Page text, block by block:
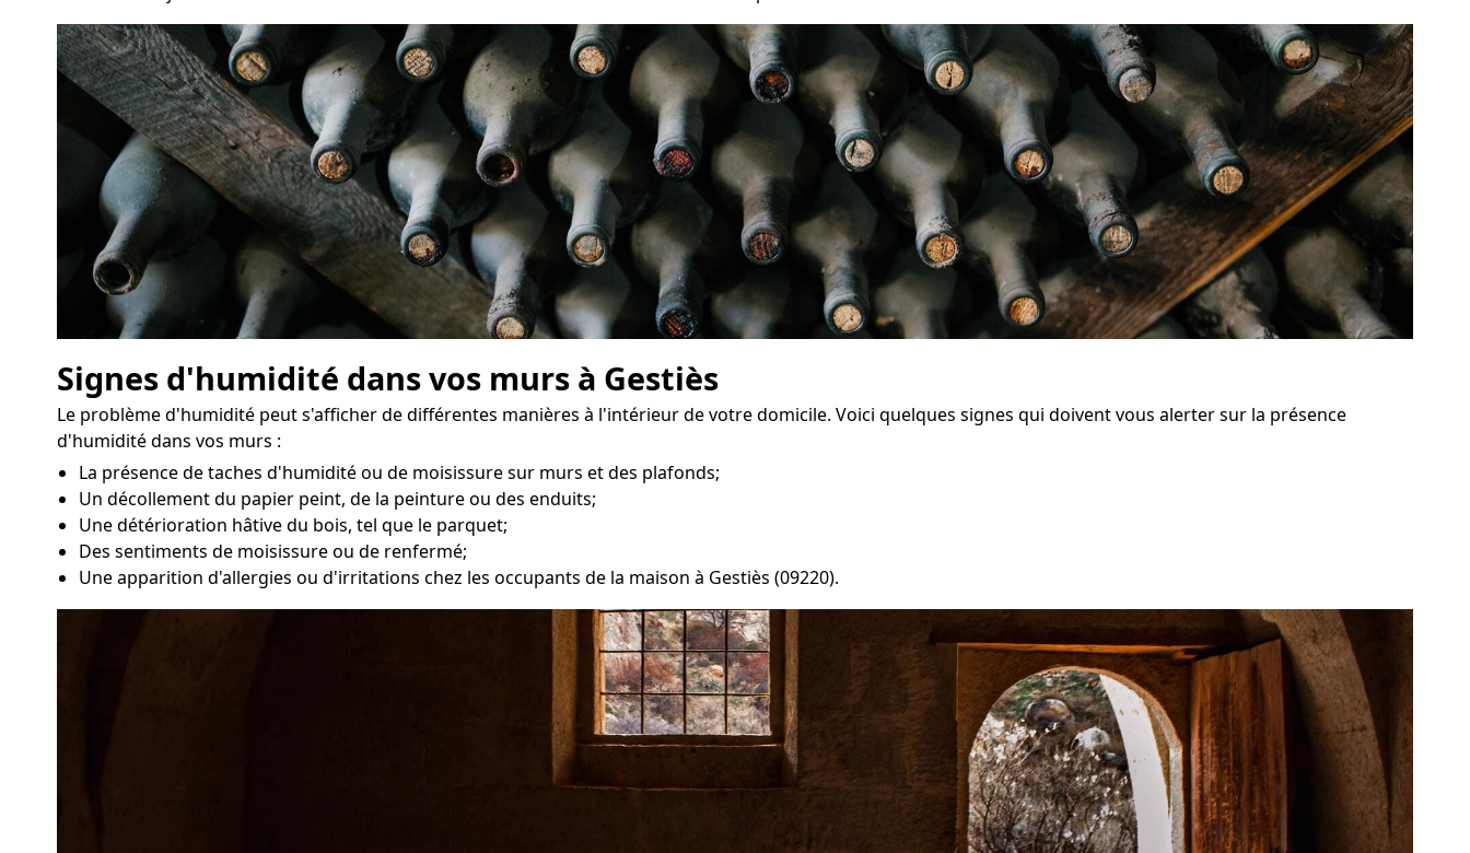
Signes d'humidité dans vos murs à Gestiès
Le problème d'humidité peut s'afficher de différentes manières à l'intérieur de votre domicile. Voici quelques signes qui doivent vous alerter sur la présence
d'humidité dans vos murs :
La présence de taches d'humidité ou de moisissure sur murs et des plafonds;
Un décollement du papier peint, de la peinture ou des enduits;
Une détérioration hâtive du bois, tel que le parquet;
Des sentiments de moisissure ou de renfermé;
Une apparition d'allergies ou d'irritations chez les occupants de la maison à Gestiès (09220).